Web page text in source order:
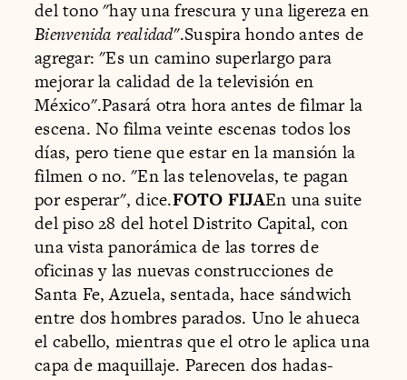
del tono "hay una frescura y una ligereza en
Bienvenida realidad".Suspira hondo antes de
agregar: "Es un camino superlargo para
mejorar la calidad de la televisión en
México".Pasará otra hora antes de filmar la
escena. No filma veinte escenas todos los
días, pero tiene que estar en la mansión la
filmen o no. "En las telenovelas, te pagan
por esperar", dice.FOTO FIJAEn una suite
del piso 28 del hotel Distrito Capital, con
una vista panorámica de las torres de
oficinas y las nuevas construcciones de
Santa Fe, Azuela, sentada, hace sándwich
entre dos hombres parados. Uno le ahueca
el cabello, mientras que el otro le aplica una
capa de maquillaje. Parecen dos hadas-